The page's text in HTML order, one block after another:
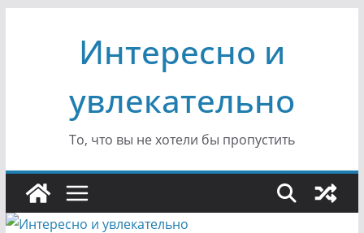
содержимомуИнтересно и
увлекательно
То, что вы не хотели бы пропустить